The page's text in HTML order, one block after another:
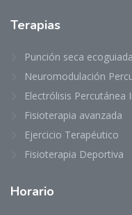
Terapias
Punción seca ecoguiada
Neuromodulación
Electrólisis Percutánea
Fisioterapia avanzada
Ejercicio Terapéutico
Fisioterapia Deportiva
Horario